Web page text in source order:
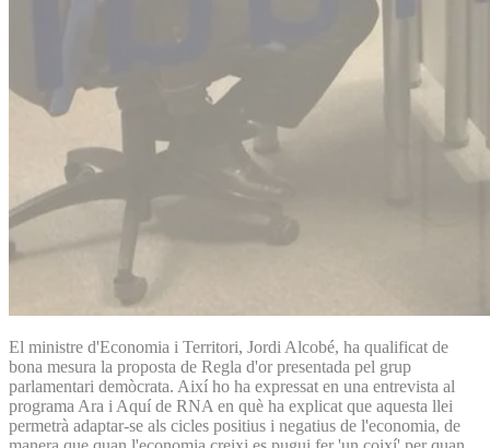
El ministre d'Economia i Territori, Jordi Alcobé, ha qualificat de
bona mesura la proposta de Regla d'or presentada pel grup
parlamentari demòcrata. Així ho ha expressat en una entrevista al
programa Ara i Aquí de RNA en què ha explicat que aquesta llei
permetrà adaptar-se als cicles positius i negatius de l'economia, de